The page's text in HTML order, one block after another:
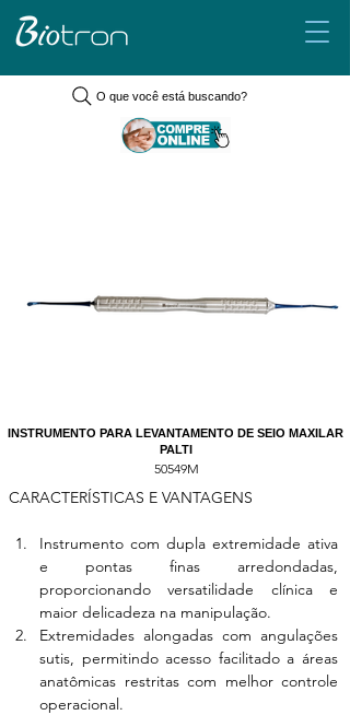
O que você está buscando?
INSTRUMENTO PARA LEVANTAMENTO DE SEIO MAXILAR
PALTI
50549M
CARACTERÍSTICAS E VANTAGENS
Instrumento com dupla extremidade ativa
e pontas finas arredondadas,
proporcionando versatilidade clínica e
maior delicadeza na manipulação.
Extremidades alongadas com angulações
sutis, permitindo acesso facilitado a áreas
anatômicas restritas com melhor controle
operacional.